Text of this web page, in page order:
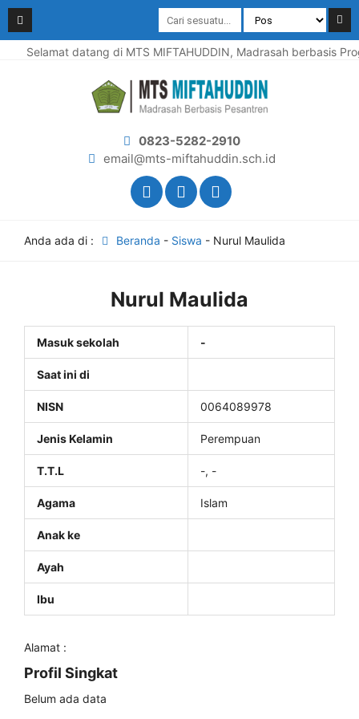
Selamat datang di MTS MIFTAHUDDIN, Madrasah berbasis
0823-5282-2910
email@mts-miftahuddin.sch.id
Anda ada di : Beranda - Siswa - Nurul Maulida
Nurul Maulida
Masuk sekolah -
Saat ini di
NISN 0064089978
Jenis Kelamin Perempuan
T.T.L -, -
Agama Islam
Anak ke
Ayah
Ibu
Alamat :
Profil Singkat
Belum ada data